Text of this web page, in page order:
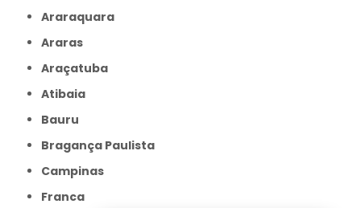
Araraquara
Araras
Araçatuba
Atibaia
Bauru
Bragança Paulista
Campinas
Franca